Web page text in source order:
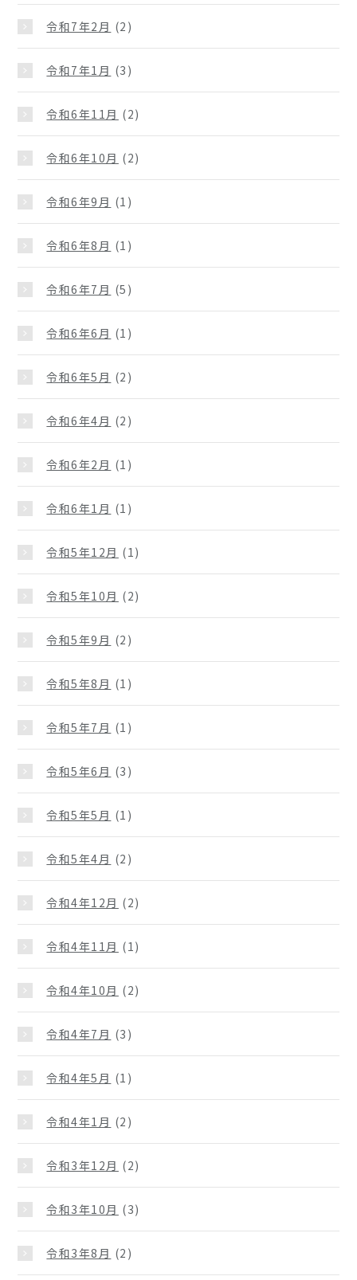
令和7年2月 (2)
令和7年1月 (3)
令和6年11月 (2)
令和6年10月 (2)
令和6年9月 (1)
令和6年8月 (1)
令和6年7月 (5)
令和6年6月 (1)
令和6年5月 (2)
令和6年4月 (2)
令和6年2月 (1)
令和6年1月 (1)
令和5年12月 (1)
令和5年10月 (2)
令和5年9月 (2)
令和5年8月 (1)
令和5年7月 (1)
令和5年6月 (3)
令和5年5月 (1)
令和5年4月 (2)
令和4年12月 (2)
令和4年11月 (1)
令和4年10月 (2)
令和4年7月 (3)
令和4年5月 (1)
令和4年1月 (2)
令和3年12月 (2)
令和3年10月 (3)
令和3年8月 (2)